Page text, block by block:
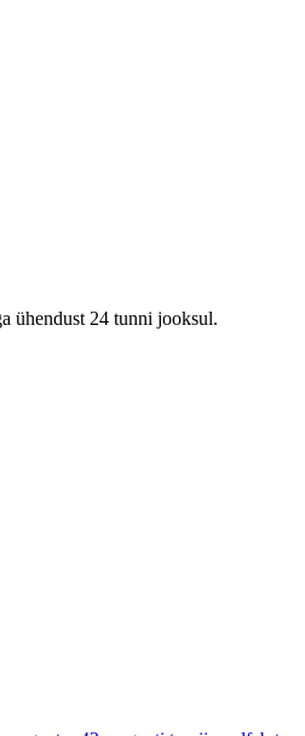
ühendust 24 tunni jooksul.